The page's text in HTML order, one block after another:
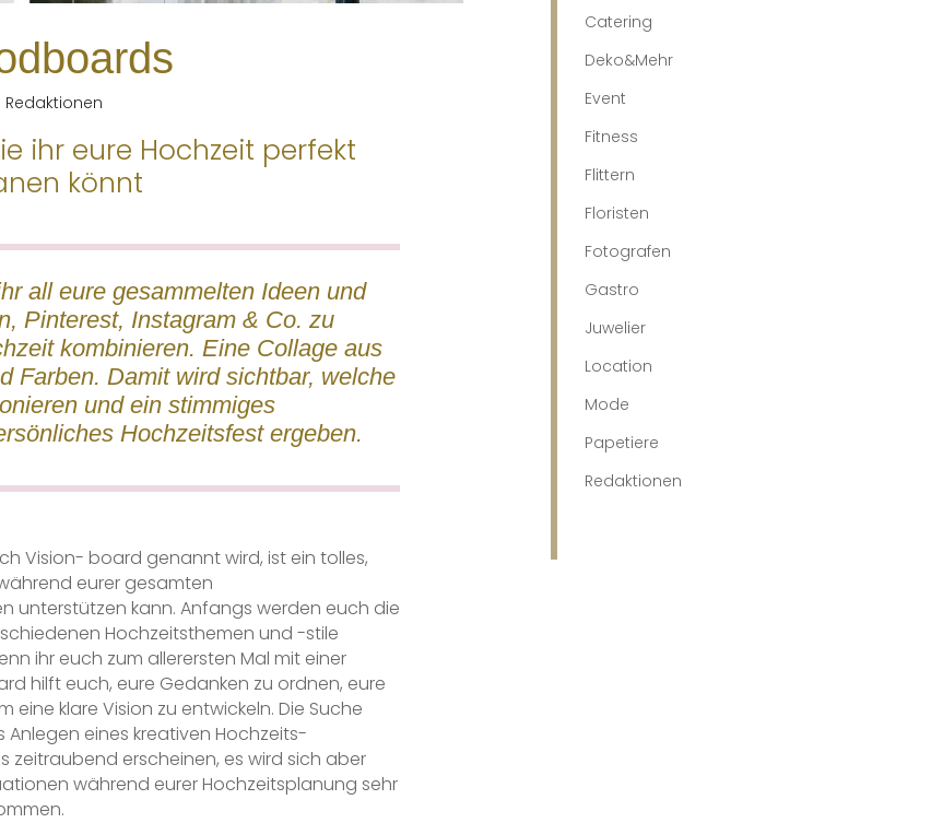
Redaktionen
ihr eure Hochzeit perfekt
könnt
all eure gesammelten Ideen und
Pinterest, Instagram & Co. zu
kombinieren. Eine Collage aus
Farben. Damit wird sichtbar, welche
und ein stimmiges
Hochzeitsfest ergeben.
Vision- board genannt wird, ist ein tolles,
eurer gesamten
unterstützen kann. Anfangs werden euch die
Hochzeitsthemen und -stile
ihr euch zum allerersten Mal mit einer
hilft euch, eure Gedanken zu ordnen, eure
eine klare Vision zu entwickeln. Die Suche
eines kreativen Hochzeits-
zeitraubend erscheinen, es wird sich aber
während eurer Hochzeitsplanung sehr
Catering
Deko&Mehr
Event
Fitness
Flittern
Floristen
Fotografen
Gastro
Juwelier
Location
Mode
Papetiere
Redaktionen